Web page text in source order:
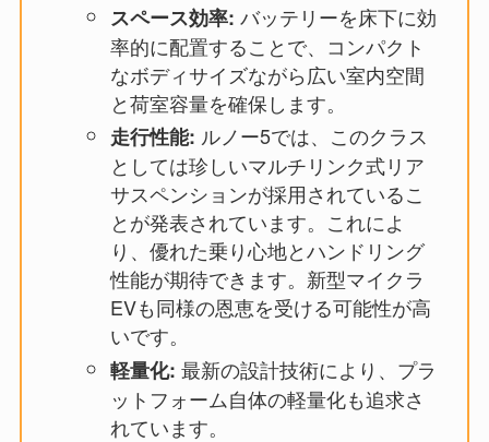
スペース効率: バッテリーを床下に効
率的に配置することで、コンパクト
なボディサイズながら広い室内空間
と荷室容量を確保します。
走行性能: ルノー5では、このクラス
としては珍しいマルチリンク式リア
サスペンションが採用されているこ
とが発表されています。これによ
り、優れた乗り心地とハンドリング
性能が期待できます。新型マイクラ
EVも同様の恩恵を受ける可能性が高
いです。
軽量化: 最新の設計技術により、プラ
ットフォーム自体の軽量化も追求さ
れています。